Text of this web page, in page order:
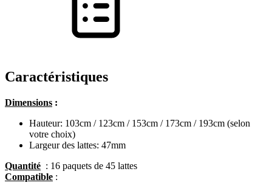
Caractéristiques
Dimensions :
Hauteur: 103cm / 123cm / 153cm / 173cm / 193cm (selon
votre choix)
Largeur des lattes: 47mm
Quantité : 16 paquets de 45 lattes
Compatible :